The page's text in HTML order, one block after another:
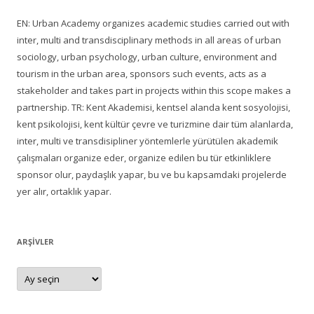
EN: Urban Academy organizes academic studies carried out with
inter, multi and transdisciplinary methods in all areas of urban
sociology, urban psychology, urban culture, environment and
tourism in the urban area, sponsors such events, acts as a
stakeholder and takes part in projects within this scope makes a
partnership. TR: Kent Akademisi, kentsel alanda kent sosyolojisi,
kent psikolojisi, kent kültür çevre ve turizmine dair tüm alanlarda,
inter, multi ve transdisipliner yöntemlerle yürütülen akademik
çalışmaları organize eder, organize edilen bu tür etkinliklere
sponsor olur, paydaşlık yapar, bu ve bu kapsamdaki projelerde
yer alır, ortaklık yapar.
ARŞIVLER
Arşivler